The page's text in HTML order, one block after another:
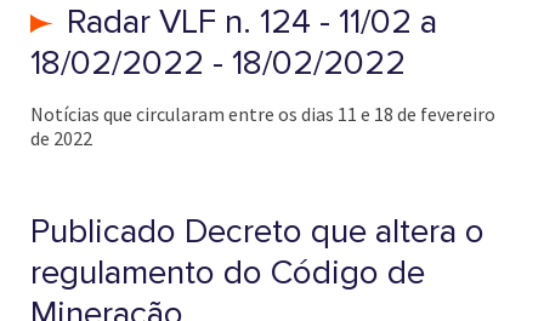
Radar VLF n. 124 - 11/02 a
18/02/2022 - 18/02/2022
Notícias que circularam entre os dias 11 e 18 de fevereiro
de 2022
Publicado Decreto que altera o
regulamento do Código de